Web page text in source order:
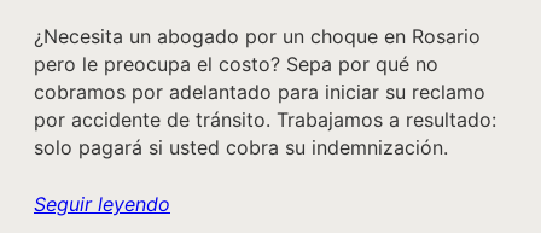
¿Necesita un abogado por un choque en Rosario
pero le preocupa el costo? Sepa por qué no
cobramos por adelantado para iniciar su reclamo
por accidente de tránsito. Trabajamos a resultado:
solo pagará si usted cobra su indemnización.
Seguir leyendo